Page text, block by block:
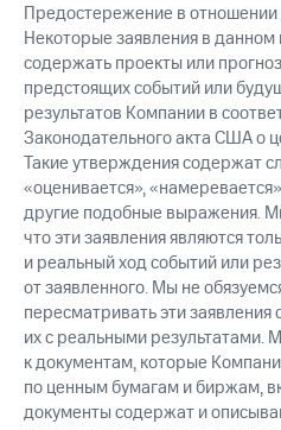
Предостережение в отношении
Некоторые заявления в данном
содержать проекты или
предстоящих событий или
результатов Компании в
Законодательного акта США о
Такие утверждения содержат
«оценивается»,
другие подобные выражения.
что эти заявления являются
и реальный ход событий или
от заявленного. Мы не
пересматривать эти заявления
их с реальными результатами.
к документам, которые
по ценным бумагам и биржам,
документы содержат и